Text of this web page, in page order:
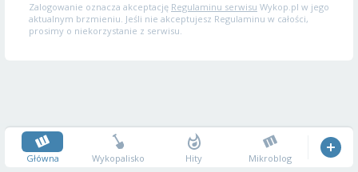
Zalogowanie oznacza akceptację Regulaminu serwisu Wykop.pl w jego
aktualnym brzmieniu. Jeśli nie akceptujesz Regulaminu w całości,
prosimy o niekorzystanie z serwisu.
Główna Wykopalisko Hity Mikroblog